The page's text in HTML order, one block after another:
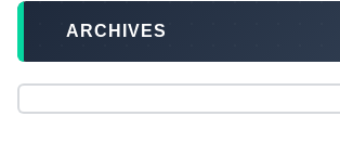
ARCHIVES